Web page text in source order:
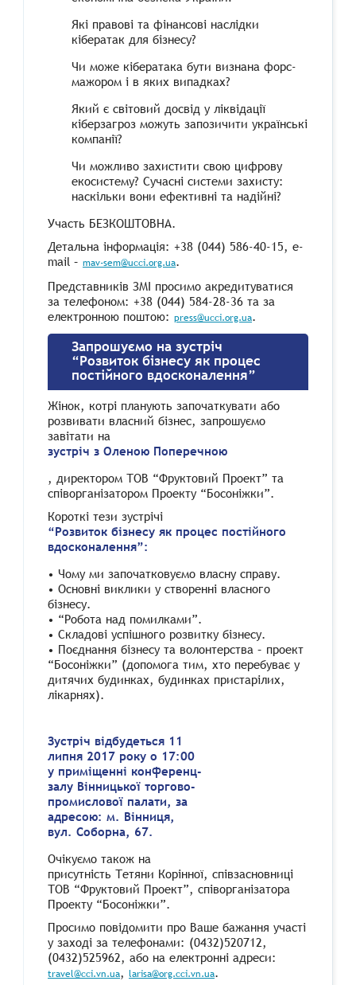
Які правові та фінансові наслідки
кібератак для бізнесу?
Чи може кібератака бути визнана форс-
мажором і в яких випадках?
Який є світовий досвід у ліквідації
кіберзагроз можуть запозичити українські
компанії?
Чи можливо захистити свою цифрову
екосистему? Сучасні системи захисту:
наскільки вони ефективні та надійні?
Участь БЕЗКОШТОВНА.
Детальна інформація: +38 (044) 586-40-15, e-
mail – mav-sem@ucci.org.ua.
Представників ЗМІ просимо акредитуватися
за телефоном: +38 (044) 584-28-36 та за
електронною поштою: press@ucci.org.ua.
Запрошуємо на зустріч
“Розвиток бізнесу як процес
постійного вдосконалення”
Жінок, котрі планують започаткувати або
розвивати власний бізнес, запрошуємо
завітати на
зустріч з Оленою Поперечною
, директором ТОВ “Фруктовий Проект” та
співорганізатором Проекту “Босоніжки”.
Короткі тези зустрічі
“Розвиток бізнесу як процес постійного
вдосконалення”:
• Чому ми започатковуємо власну справу.
• Основні виклики у створенні власного
бізнесу.
• “Робота над помилками”.
• Складові успішного розвитку бізнесу.
• Поєднання бізнесу та волонтерства – проект
“Босоніжки” (допомога тим, хто перебуває у
дитячих будинках, будинках пристарілих,
лікарнях).
Зустріч відбудеться 11
липня 2017 року о 17:00
у приміщенні конференц-
залу Вінницької торгово-
промислової палати, за
адресою: м. Вінниця,
вул. Соборна, 67.
Очікуємо також на
присутність Тетяни Корінної, співзасновниці
ТОВ “Фруктовий Проект”, співорганізатора
Проекту “Босоніжки”.
Просимо повідомити про Ваше бажання участі
у заході за телефонами: (0432)520712,
(0432)525962, або на електронні адреси:
travel@cci.vn.ua, larisa@org.cci.vn.ua.